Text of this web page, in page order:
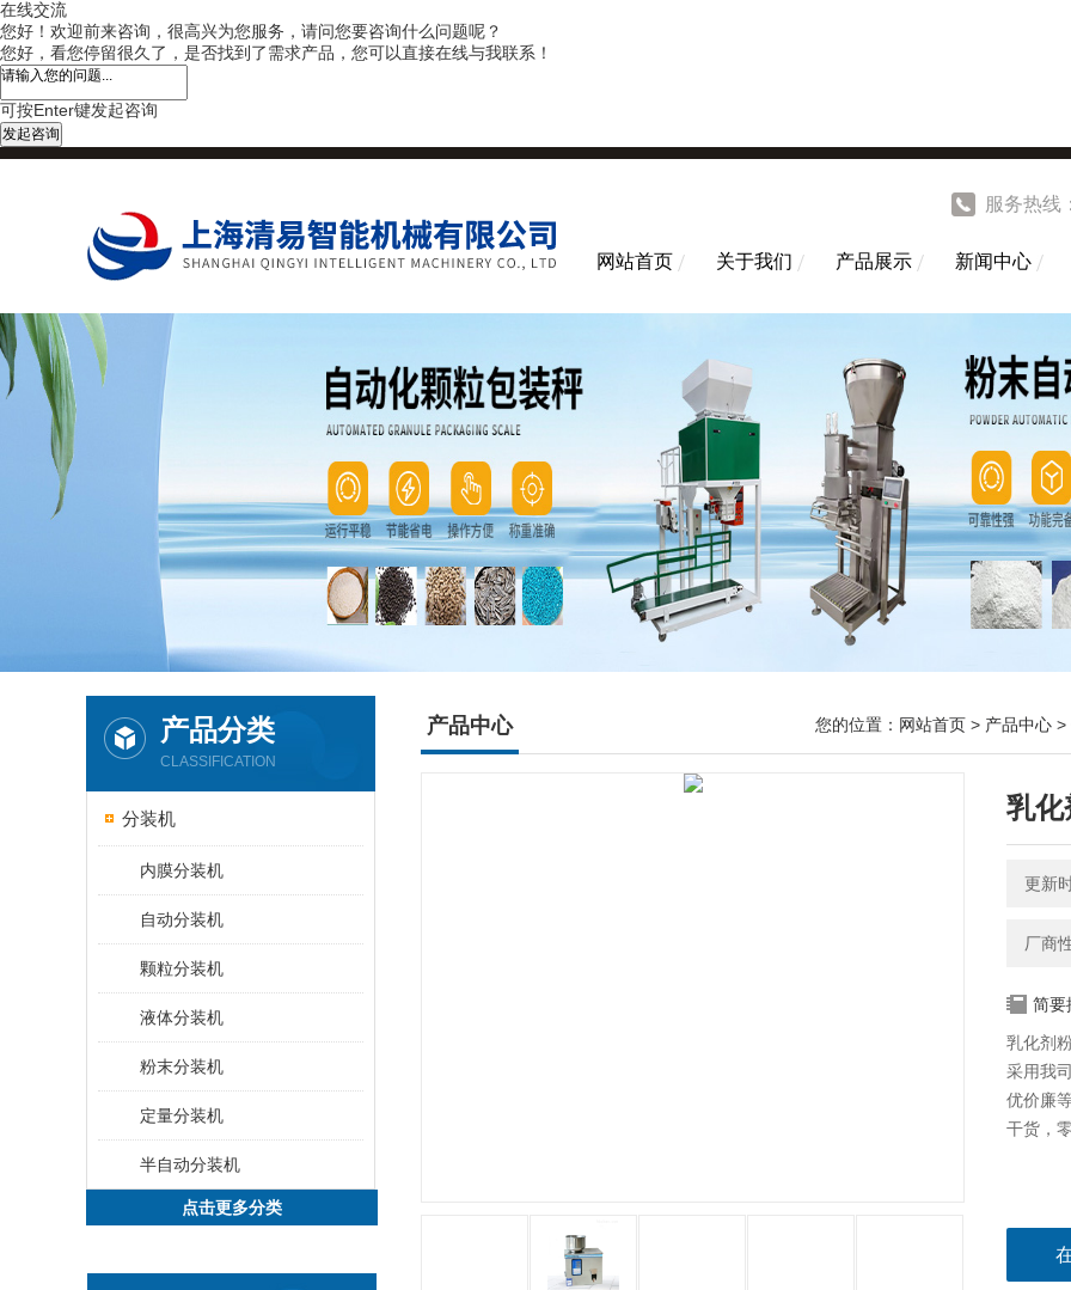
在线交流
您好！欢迎前来咨询，很高兴为您服务，请问您要咨询什么问题呢？
您好，看您停留很久了，是否找到了需求产品，您可以直接在线与我联系！
可按Enter键发起咨询
发起咨询
服务热线：
网站首页 关于我们 产品展示 新闻中心
产品分类
CLASSIFICATION
分装机
内膜分装机
自动分装机
颗粒分装机
液体分装机
粉末分装机
定量分装机
半自动分装机
点击更多分类
产品中心 您的位置： 网站首页 > 产品中心 >
乳化
更新
厂商
简要
乳化剂
采用我
优价廉
干货，